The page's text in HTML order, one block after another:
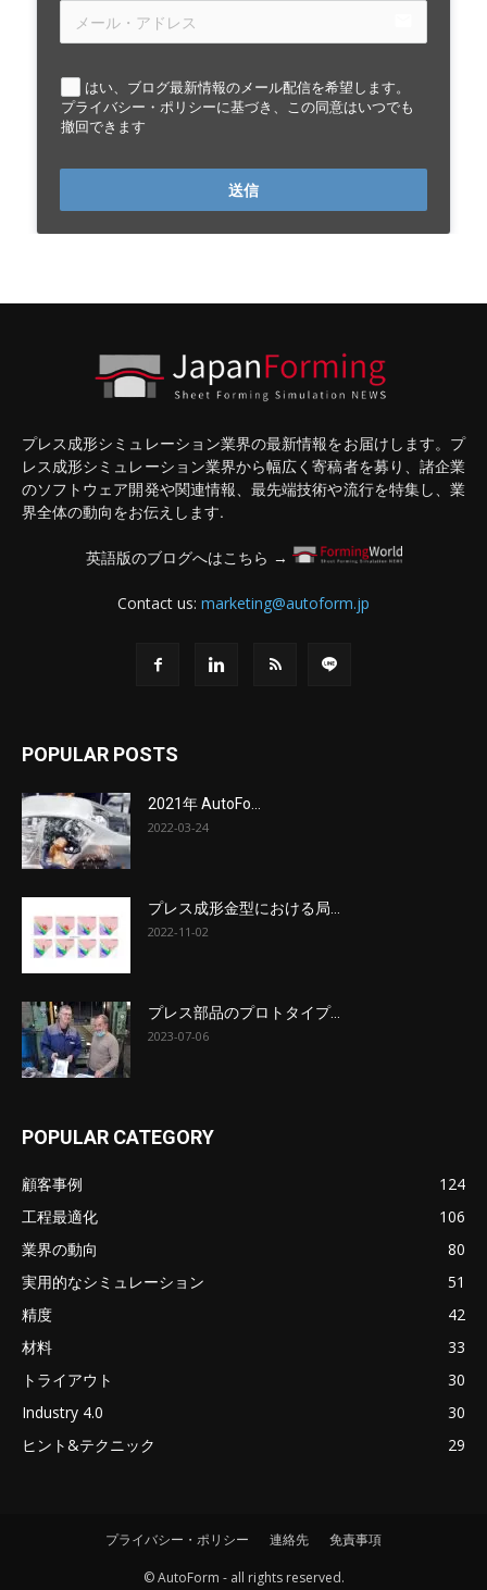
はい、ブログ最新情報のメール配信を希望します。
プライバシー・ポリシーに基づき、この同意はいつでも
撤回できます
送信
プレス成形シミュレーション業界の最新情報をお届けします。プ
レス成形シミュレーション業界から幅広く寄稿者を募り、諸企業
のソフトウェア開発や関連情報、最先端技術や流行を特集し、業
界全体の動向をお伝えします.
英語版のブログへはこちら →
Contact us: marketing@autoform.jp
POPULAR POSTS
2021年 AutoFo...
2022-03-24
プレス成形金型における局...
2022-11-02
プレス部品のプロトタイプ...
2023-07-06
POPULAR CATEGORY
顧客事例
124
工程最適化
106
業界の動向
80
実用的なシミュレーション
51
精度
42
材料
33
トライアウト
30
Industry 4.0
30
ヒント&テクニック
29
プライバシー・ポリシー 連絡先 免責事項
© AutoForm - all rights reserved.